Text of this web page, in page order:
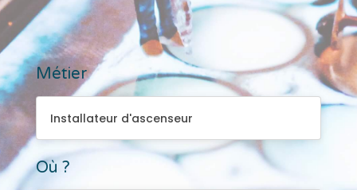
Métier Installateur d'ascenseur
Installateur d'ascenseur
Où ?